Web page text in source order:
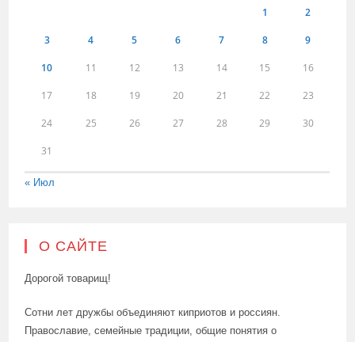
1 2
3 4 5 6 7 8 9
10 11 12 13 14 15 16
17 18 19 20 21 22 23
24 25 26 27 28 29 30
31
« Июл
О САЙТЕ
Дорогой товарищ!
Сотни лет дружбы объединяют киприотов и россиян.
Православие, семейные традиции, общие понятия о